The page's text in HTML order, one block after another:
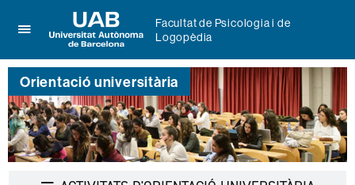
per
desplegar
el
menú
de
Facultat
de
Universitat
Autònoma
de
Barcelona
Facultat de Psicologia i de
Logopèdia
Orientació universitària